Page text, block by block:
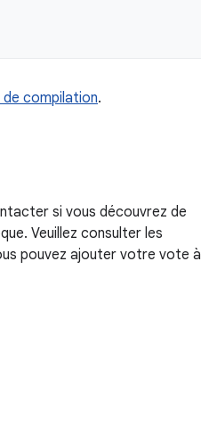
compilation.
si vous découvrez de
Veuillez consulter les
pouvez ajouter votre vote à